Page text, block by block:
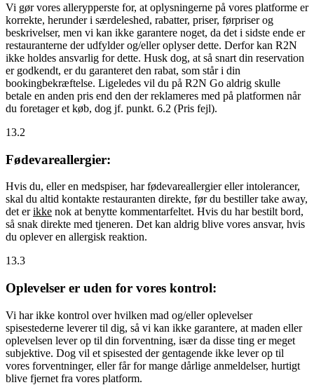
Vi gør vores allerypperste for, at oplysningerne på vores platforme er
korrekte, herunder i særdeleshed, rabatter, priser, førpriser og
beskrivelser, men vi kan ikke garantere noget, da det i sidste ende er
restauranterne der udfylder og/eller oplyser dette. Derfor kan R2N
ikke holdes ansvarlig for dette. Husk dog, at så snart din reservation
er godkendt, er du garanteret den rabat, som står i din
bookingbekræftelse. Ligeledes vil du på R2N Go aldrig skulle
betale en anden pris end den der reklameres med på platformen når
du foretager et køb, dog jf. punkt. 6.2 (Pris fejl).
13.2
Fødevareallergier:
Hvis du, eller en medspiser, har fødevareallergier eller intolerancer,
skal du altid kontakte restauranten direkte, før du bestiller take away,
det erikke nok at benytte kommentarfeltet. Hvis du har bestilt bord,
så snak direkte med tjeneren. Det kan aldrig blive vores ansvar, hvis
du oplever en allergisk reaktion.
13.3
Oplevelser er uden for vores kontrol:
Vi har ikke kontrol over hvilken mad og/eller oplevelser
spisestederne leverer til dig, så vi kan ikke garantere, at maden eller
oplevelsen lever op til din forventning, især da disse ting er meget
subjektive. Dog vil et spisested der gentagende ikke lever op til
vores forventninger, eller får for mange dårlige anmeldelser, hurtigt
blive fjernet fra vores platform.